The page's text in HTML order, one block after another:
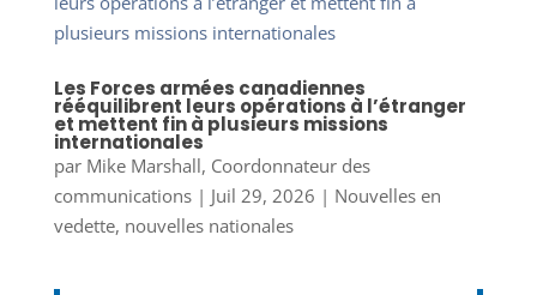
Les Forces armées canadiennes
rééquilibrent leurs opérations à l’étranger
et mettent fin à plusieurs missions
internationales
par Mike Marshall, Coordonnateur des
communications| Juil 29, 2026 | Nouvelles en
vedette, nouvelles nationales